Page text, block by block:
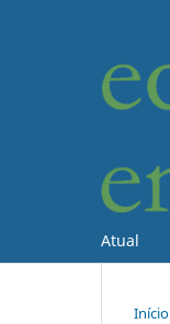
Atual
Início